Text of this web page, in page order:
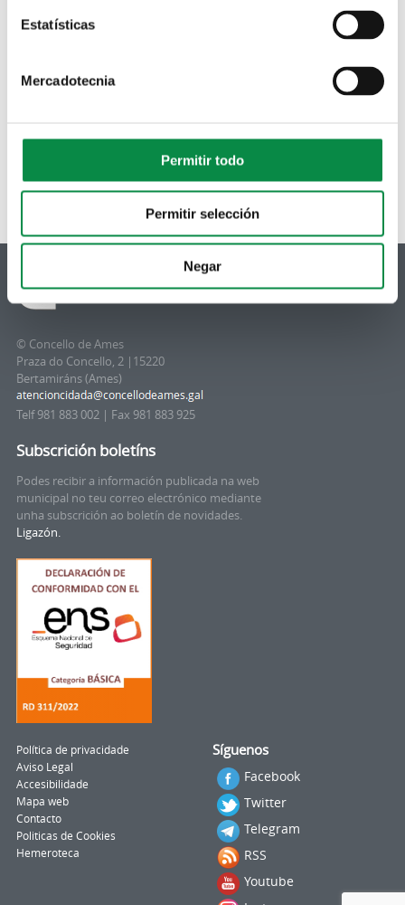
Estatísticas
Mercadotecnia
Permitir todo
Permitir selección
Negar
© Concello de Ames
Praza do Concello, 2 |15220
Bertamiráns (Ames)
Telf 981 883 002 | Fax 981 883 925
Subscrición boletíns
Podes recibir a información publicada na web
municipal no teu correo electrónico mediante
unha subscrición ao boletín de novidades.
Ligazón.
Síguenos
Facebook
Twitter
Telegram
RSS
Youtube
Política de privacidade
Aviso Legal
Accesibilidade
Mapa web
Contacto
Politicas de Cookies
Hemeroteca